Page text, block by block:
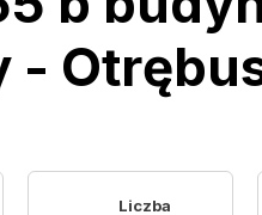
-
Liczba